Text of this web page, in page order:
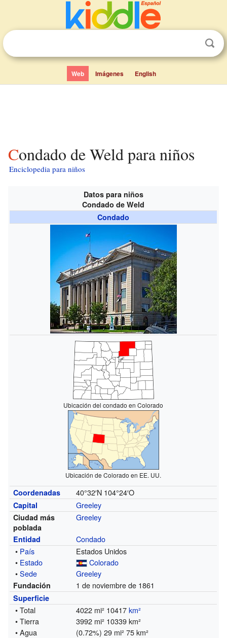
Web Imágenes English
Condado de Weld para niños
Enciclopedia para niños
Datos para niños
Condado de Weld
Condado
Ubicación del condado en Colorado
Ubicación de Colorado en EE. UU.
Coordenadas 40°32′N 104°24′O
Capital Greeley
Ciudad más
poblada
Greeley
Entidad
Condado
• País
Estados Unidos
• Estado
Colorado
•Sede Greeley
Fundación 1 de noviembre de 1861
Superficie
• Total 4022 mi² 10417km²
• Tierra
3992 mi² 10339 km²
• Agua
(0.72%) 29 mi² 75 km²